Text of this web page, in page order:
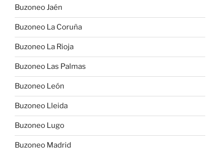
Buzoneo Jaén
Buzoneo La Coruña
Buzoneo La Rioja
Buzoneo Las Palmas
Buzoneo León
Buzoneo Lleida
Buzoneo Lugo
Buzoneo Madrid